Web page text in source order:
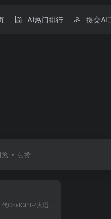
AI热门排行 提交AI
点赞